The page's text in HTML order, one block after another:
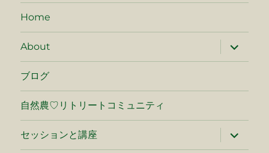
ゲ
ー
シ
ョ
ン
Home
About
サ
ブ
メ
ー
開
ブログ
自然農♡リトリートコミュニティ
セッションと講座
サ
ブ
メ